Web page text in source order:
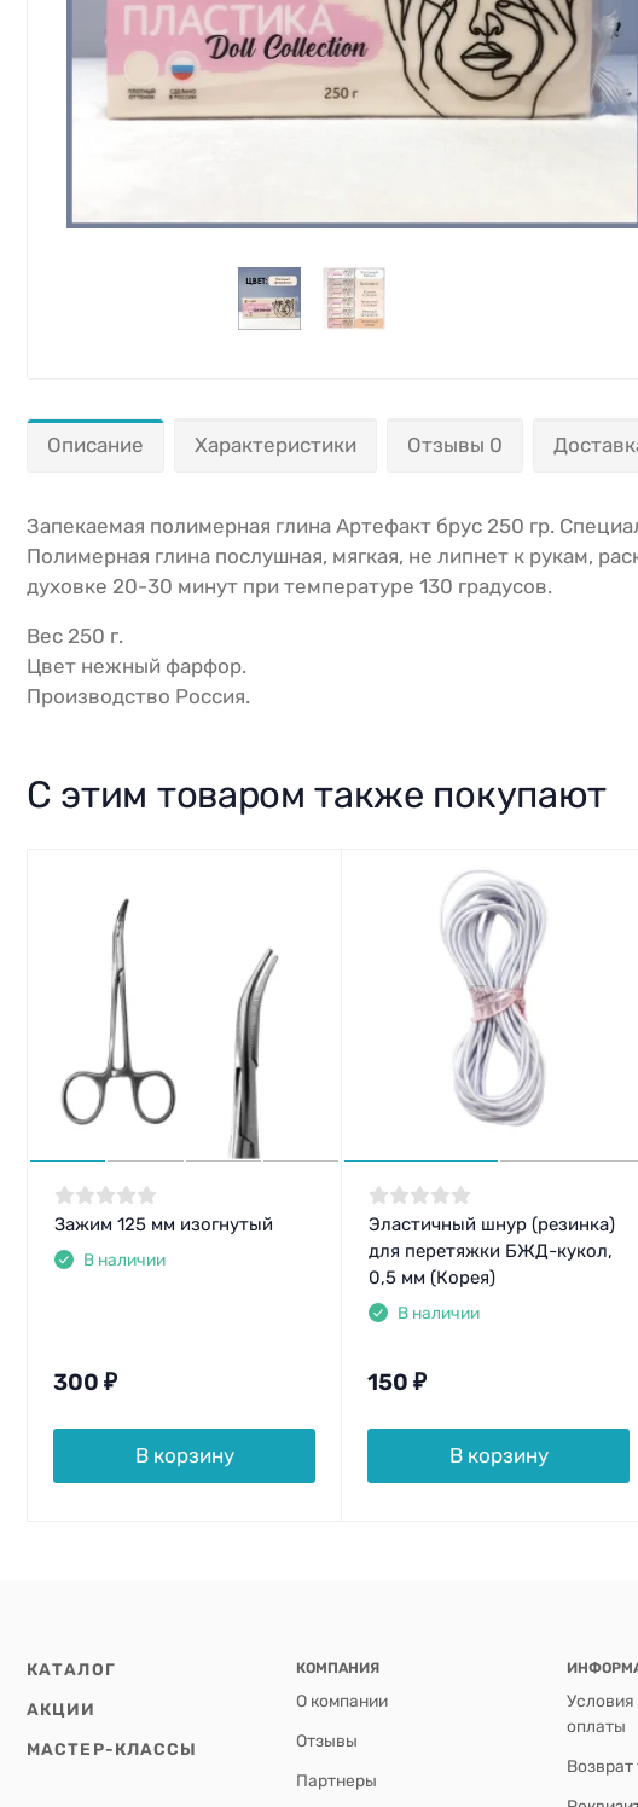
Описание Характеристики Отзывы 0
Запекаемая полимерная глина Артефакт брус 250 гр.
Полимерная глина послушная, мягкая, не липнет к рукам,
духовке 20-30 минут при температуре 130 градусов.
Вес 250 г.
Цвет нежный фарфор.
Производство Россия.
С этим товаром также покупают
Зажим 125 мм изогнутый
В наличии
300 ₽
В корзину
Эластичный шнур (резинка)
для перетяжки БЖД-кукол,
0,5 мм (Корея)
В наличии
150 ₽
В корзину
КАТАЛОГ
АКЦИИ
МАСТЕР-КЛАССЫ
КОМПАНИЯ
О компании
Отзывы
Партнеры
Условия
оплаты
Возврат